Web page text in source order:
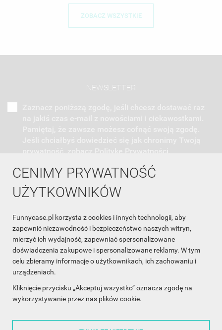
CENIMY PRYWATNOŚĆ
UŻYTKOWNIKÓW
Funnycase.pl korzysta z cookies i innych technologii, aby
zapewnić niezawodność i bezpieczeństwo naszych witryn,
mierzyć ich wydajność, zapewniać spersonalizowane
doświadczenia zakupowe i spersonalizowane reklamy. W tym
celu zbieramy informacje o użytkownikach, ich zachowaniu i
urządzeniach.
Kliknięcie przycisku „Akceptuj wszystko” oznacza zgodę na
wykorzystywanie przez nas plików cookie.
ZOBACZ WSZYSTKIE
NEWSLETTER
INFORMACJA O SKLEPIE
INFORMACJE
OBSŁUGA KLIENTA
WSPÓŁPRACA
ŚLEDŹ NAS NA FACEBOOKU